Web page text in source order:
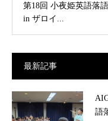
第18回 小夜姫英語落
in ザロイ...
最新記事
語